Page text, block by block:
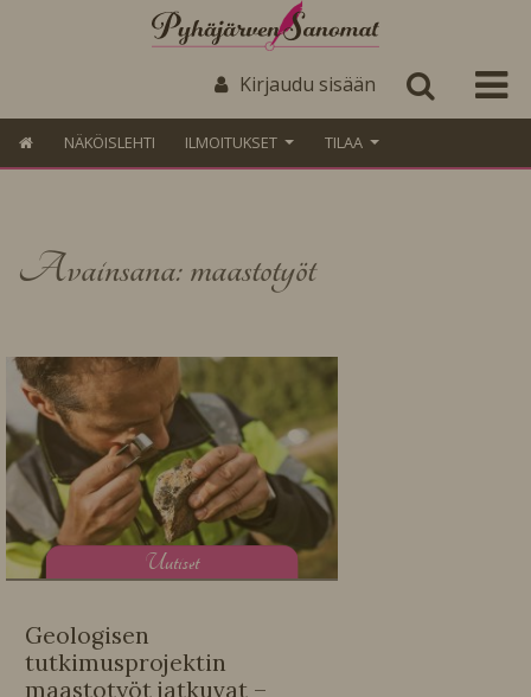
Kirjaudu sisään
NÄKÖISLEHTI ILMOITUKSET TILAA
Avainsana: maastotyöt
Uutiset
Geologisen
tutkimusprojektin
maastotyöt jatkuvat –